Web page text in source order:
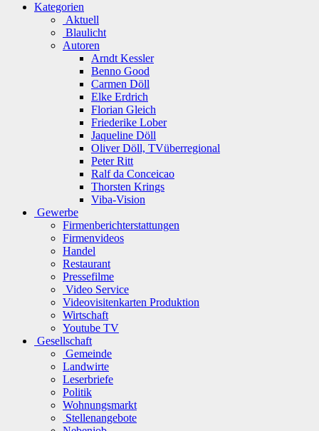
Kategorien
Aktuell
Blaulicht
Autoren
Arndt Kessler
Benno Good
Carmen Döll
Elke Erdrich
Florian Gleich
Friederike Lober
Jaqueline Döll
Oliver Döll, TVüberregional
Peter Ritt
Ralf da Conceicao
Thorsten Krings
Viba-Vision
Gewerbe
Firmenberichterstattungen
Firmenvideos
Handel
Restaurant
Pressefilme
Video Service
Videovisitenkarten Produktion
Wirtschaft
Youtube TV
Gesellschaft
Gemeinde
Landwirte
Leserbriefe
Politik
Wohnungsmarkt
Stellenangebote